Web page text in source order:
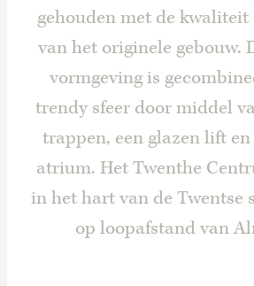
gehouden met de
van het originele gebouw.
vormgeving is
trendy sfeer door middel
trappen, een glazen lift
atrium. Het Twenthe
in het hart van de Twentse
op loopafstand van